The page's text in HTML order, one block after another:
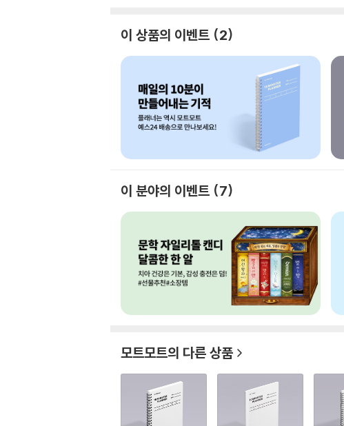
이 상품의 이벤트 2
이 분야의 이벤트 7
모트모트의 다른 상품